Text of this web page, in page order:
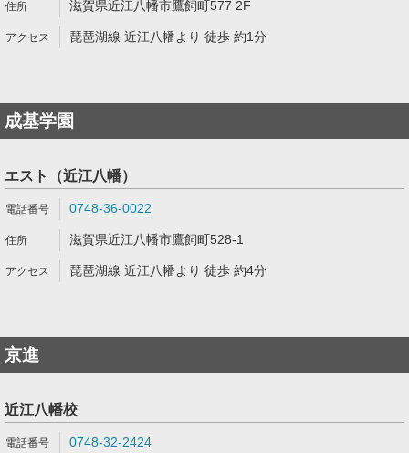
滋賀県近江八幡市鷹飼町577 2F
琵琶湖線 近江八幡より 徒歩 約1分
成基学園
エスト（近江八幡）
0748-36-0022
滋賀県近江八幡市鷹飼町528-1
琵琶湖線 近江八幡より 徒歩 約4分
京進
近江八幡校
0748-32-2424